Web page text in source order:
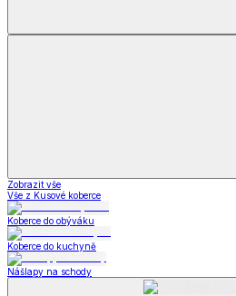
Zobrazit vše
Vše z Kusové koberce
Koberce do obýváku
Koberce do kuchyně
Nášlapy na schody